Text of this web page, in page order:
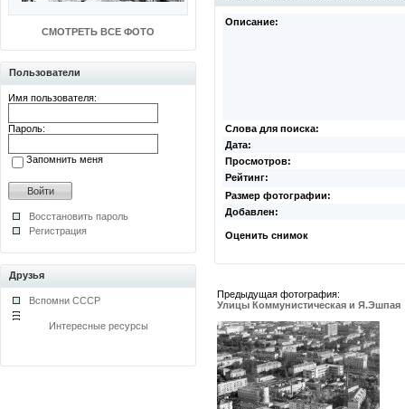
СМОТРЕТЬ ВСЕ ФОТО
Пользователи
Имя пользователя:
Пароль:
Запомнить меня
Восстановить пароль
Регистрация
Друзья
Вспомни СССР
Интересные ресурсы
Описание:
Слова для поиска:
Дата:
Просмотров:
Рейтинг:
Размер фотографии:
Добавлен:
Оценить снимок
Предыдущая фотография:
Улицы Коммунистическая и Я.Эшпая